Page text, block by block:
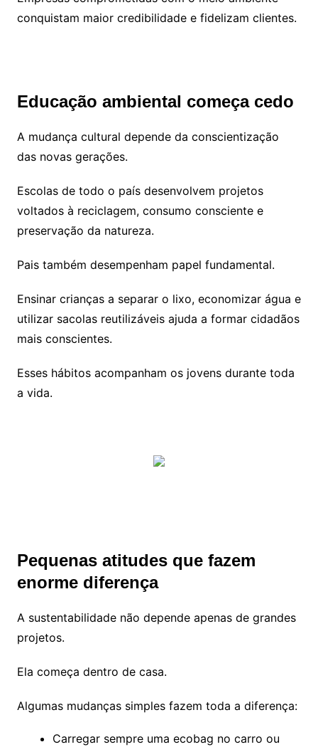
conquistam maior credibilidade e fidelizam clientes.
Educação ambiental começa cedo
A mudança cultural depende da conscientização
das novas gerações.
Escolas de todo o país desenvolvem projetos
voltados à reciclagem, consumo consciente e
preservação da natureza.
Pais também desempenham papel fundamental.
Ensinar crianças a separar o lixo, economizar água e
utilizar sacolas reutilizáveis ajuda a formar cidadãos
mais conscientes.
Esses hábitos acompanham os jovens durante toda
a vida.
Pequenas atitudes que fazem
enorme diferença
A sustentabilidade não depende apenas de grandes
projetos.
Ela começa dentro de casa.
Algumas mudanças simples fazem toda a diferença:
Carregar sempre uma ecobag no carro ou